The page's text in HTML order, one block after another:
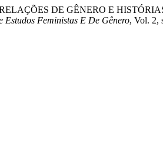
RELAÇÕES DE GÊNERO E
Estudos Feministas E De Gênero, Vol. 2,